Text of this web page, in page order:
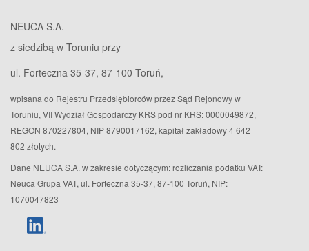
NEUCA S.A.
z siedzibą w Toruniu przy
ul. Forteczna 35-37, 87-100 Toruń,
wpisana do Rejestru Przedsiębiorców przez Sąd Rejonowy w
Toruniu, VII Wydział Gospodarczy KRS pod nr KRS: 0000049872,
REGON 870227804, NIP 8790017162, kapitał zakładowy 4 642
802 złotych.
Dane NEUCA S.A. w zakresie dotyczącym: rozliczania podatku VAT:
Neuca Grupa VAT, ul. Forteczna 35-37, 87-100 Toruń, NIP:
1070047823